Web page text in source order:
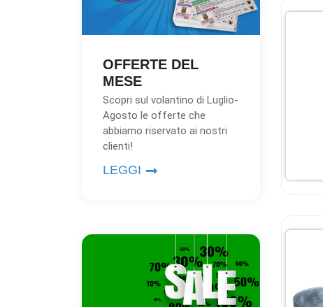
OFFERTE DEL
MESE
Scopri sul volantino di Luglio-
Agosto le offerte che
abbiamo riservato ai nostri
clienti!
LEGGI